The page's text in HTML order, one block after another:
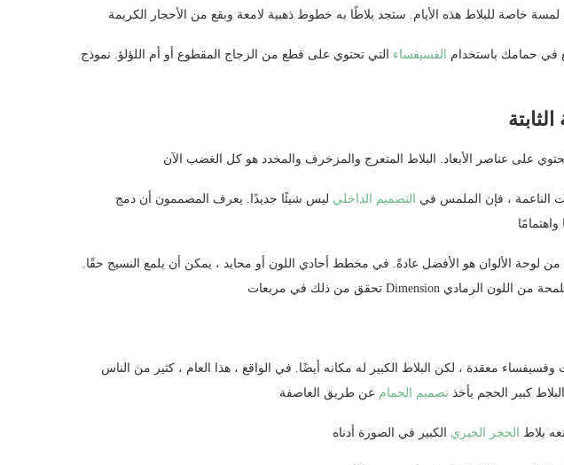
في حمامك باستخدام الفسيفساء التي تحتوي على قطع من الزجاج المقطوع أو أم اللؤلؤ. نموذج La Perla
الناعمة ، فإن الملمس في التصميم الداخلي ليس شيئًا جديدًا. يعرف المصممون أن دمج
من لوحة الألوان هو الأفضل عادةً. في مخطط أحادي اللون أو محايد ، يمكن أن يلمع النسيج حقًا.
وفسيفساء معقدة ، لكن البلاط الكبير له مكانه أيضًا. في الواقع ، هذا العام ، كثير من الناس
كبير الحجم يأخذتصميم الحمام
بلاط الحجر الجيري